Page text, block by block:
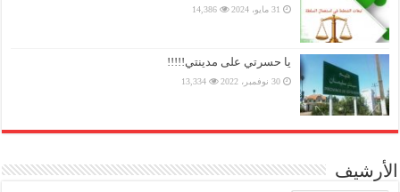
31 مايو، 2024 14,386
يا حسرتي على مدينتي!!!!!
30 نوفمبر، 2022 13,334
الأرشيف